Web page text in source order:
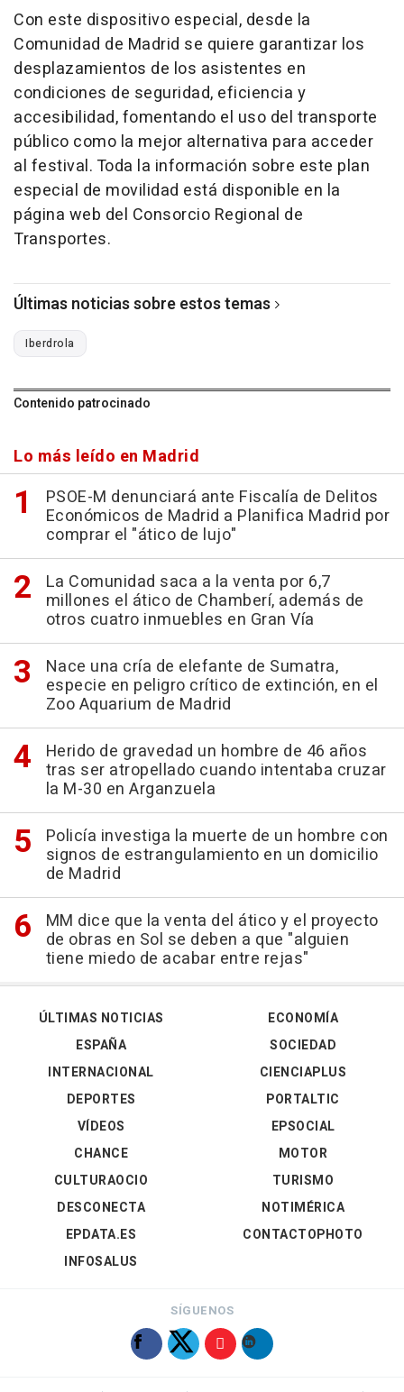
Con este dispositivo especial, desde la
Comunidad de Madrid se quiere garantizar los
desplazamientos de los asistentes en
condiciones de seguridad, eficiencia y
accesibilidad, fomentando el uso del transporte
público como la mejor alternativa para acceder
al festival. Toda la información sobre este plan
especial de movilidad está disponible en la
página web del Consorcio Regional de
Transportes.
Últimas noticias sobre estos temas
Iberdrola
Contenido patrocinado
Lo más leído en Madrid
PSOE-M denunciará ante Fiscalía de Delitos
Económicos de Madrid a Planifica Madrid por
comprar el "ático de lujo"
La Comunidad saca a la venta por 6,7
millones el ático de Chamberí, además de
otros cuatro inmuebles en Gran Vía
Nace una cría de elefante de Sumatra,
especie en peligro crítico de extinción, en el
Zoo Aquarium de Madrid
Herido de gravedad un hombre de 46 años
tras ser atropellado cuando intentaba cruzar
la M-30 en Arganzuela
Policía investiga la muerte de un hombre con
signos de estrangulamiento en un domicilio
de Madrid
MM dice que la venta del ático y el proyecto
de obras en Sol se deben a que "alguien
tiene miedo de acabar entre rejas"
ÚLTIMAS NOTICIAS
ESPAÑA
INTERNACIONAL
DEPORTES
VÍDEOS
ECONOMÍA
SOCIEDAD
CIENCIAPLUS
PORTALTIC
EPSOCIAL
CHANCE
CULTURAOCIO
DESCONECTA
EPDATA.ES
INFOSALUS
MOTOR
TURISMO
NOTIMÉRICA
CONTACTOPHOTO
SÍGUENOS